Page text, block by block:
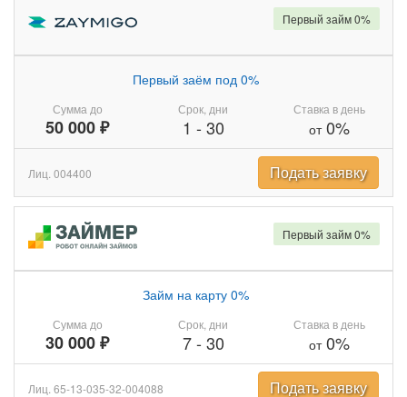
Сумма до
50 000 ₽
Первый заём под 0%
Срок, дни
1 - 30
Ставка в день
от0%
Первый займ 0%
Лиц. 004400 Подать заявку
Сумма до
30 000 ₽
Займ на карту 0%
Срок, дни
7- 30
Ставка в день
от0%
Первый займ 0%
Лиц. 65-13-035-32-004088 Подать заявку